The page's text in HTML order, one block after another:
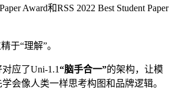
Award和RSS 2022 Best Student Paper
于“理解”。
应了Uni-1.1“脑手合一”的架构，让模
会像人类一样思考构图和品牌逻辑。